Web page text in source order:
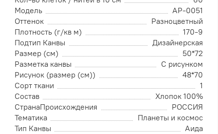
Модель
АР-0051
Оттенок
Разноцветный
Плотность (г/кв м)
170-9
Подтип Канвы
Дизайнерская
Размер (см)
50*72
Разметка канвы
С рисунком
Рисунок (размер (см))
48*70
Сорт ткани
1
Состав
Хлопок 100%
СтранаПроисхождения
РОССИЯ
Тематика
Планеты и космос
Тип Канвы
Аида